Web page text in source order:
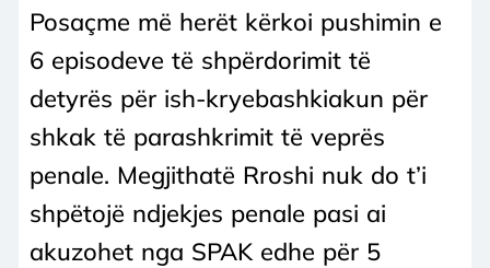
Posaçme më herët kërkoi pushimin e
6 episodeve të shpërdorimit të
detyrës për ish-kryebashkiakun për
shkak të parashkrimit të veprës
penale. Megjithatë Rroshi nuk do t’i
shpëtojë ndjekjes penale pasi ai
akuzohet nga SPAK edhe për 5